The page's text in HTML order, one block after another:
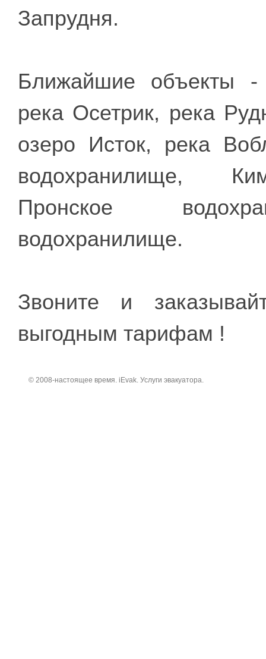
Запрудня.
Ближайшие объекты -
река Осетрик, река
озеро Исток, река
водохранилище,
Пронское
водохранилище.
Звоните и
выгодным тарифам !
© 2008-настоящее время. iEvak. Услуги эвакуатора.